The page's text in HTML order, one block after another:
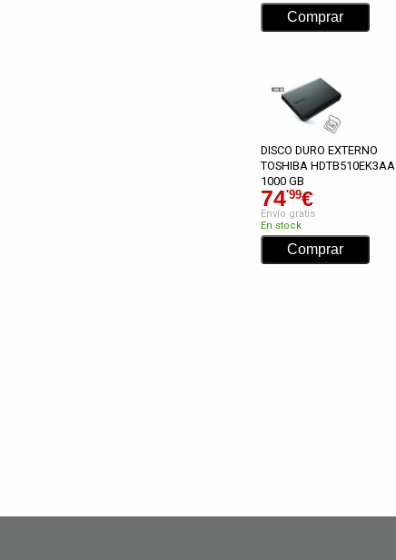
DISCO DURO EXTERNO
TOSHIBA HDTB510EK3AA
1000 GB
74'99€
Envío gratis
En stock